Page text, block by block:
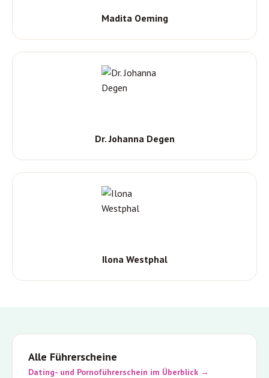
Madita Oeming
Dr. Johanna Degen
Ilona Westphal
Alle Führerscheine
Dating- und Pornoführerschein im Überblick →